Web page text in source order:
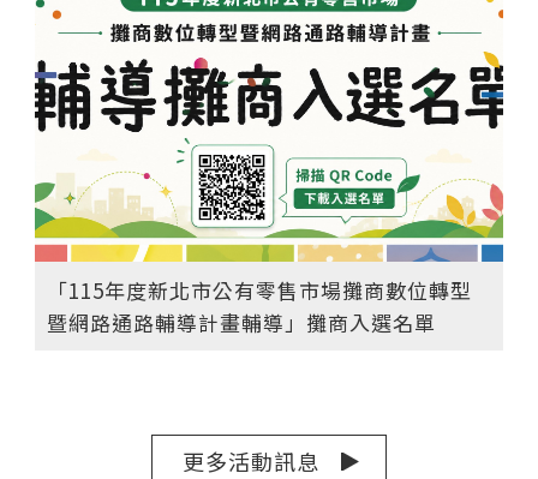
「115年度新北市公有零售市場攤商數位轉型
暨網路通路輔導計畫輔導」攤商入選名單
更多活動訊息